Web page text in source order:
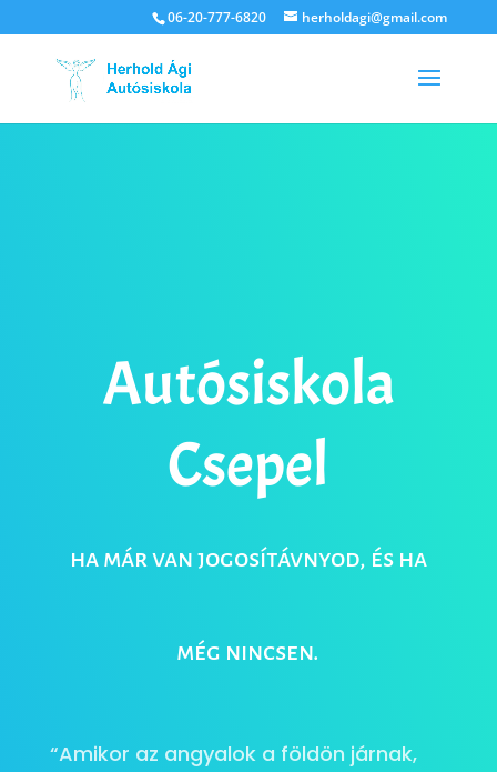
06-20-777-6820 herholdagi@gmail.com
Autósiskola
Csepel
ha már van jogosítávnyod, és ha
még nincsen.
“Amikor az angyalok a földön járnak,